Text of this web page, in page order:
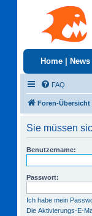
Home News
FAQ
Foren-Übersicht
Sie müssen
Benutzername:
Passwort:
Ich habe mein
Die Aktivierungs-E-